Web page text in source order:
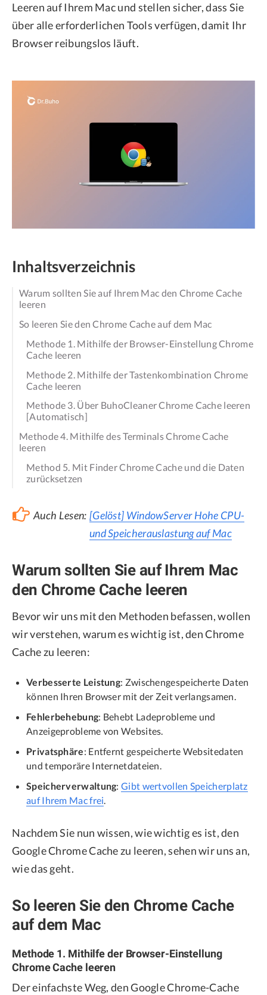
Leeren auf Ihrem Mac und stellen sicher, dass Sie
über alle erforderlichen Tools verfügen, damit Ihr
Browser reibungslos läuft.
Inhaltsverzeichnis
Warum sollten Sie auf Ihrem Mac den Chrome Cache
leeren
So leeren Sie den Chrome Cache auf dem Mac
Methode 1. Mithilfe der Browser-Einstellung Chrome
Cache leeren
Methode 2. Mithilfe der Tastenkombination Chrome
Cache leeren
Methode 3. Über BuhoCleaner Chrome Cache leeren
[Automatisch]
Methode 4. Mithilfe des Terminals Chrome Cache
leeren
Method 5. Mit Finder Chrome Cache und die Daten
zurücksetzen
Auch Lesen: [Gelöst] WindowServer Hohe CPU-
und Speicherauslastung auf Mac
Warum sollten Sie auf Ihrem Mac
den Chrome Cache leeren
Bevor wir uns mit den Methoden befassen, wollen
wir verstehen, warum es wichtig ist, den Chrome
Cache zu leeren:
Verbesserte Leistung: Zwischengespeicherte Daten
können Ihren Browser mit der Zeit verlangsamen.
Fehlerbehebung: Behebt Ladeprobleme und
Anzeigeprobleme von Websites.
Privatsphäre: Entfernt gespeicherte Websitedaten
und temporäre Internetdateien.
Speicherverwaltung:Gibt wertvollen Speicherplatz
auf Ihrem Mac frei
Nachdem Sie nun wissen, wie wichtig es ist, den
Google Chrome Cache zu leeren, sehen wir uns an,
wie das geht.
So leeren Sie den Chrome Cache
auf dem Mac
Methode 1. Mithilfe der Browser-Einstellung
Chrome Cache leeren
Der einfachste Weg, den Google Chrome-Cache